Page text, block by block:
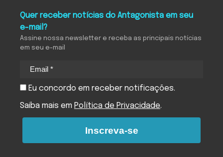
Quer receber notícias do Antagonista em seu
e-mail?
Assine nossa newsletter e receba as principais notícias
em seu e-mail
Eu concordo em receber notificações.
Saiba mais em Política de Privacidade.
Inscreva-se